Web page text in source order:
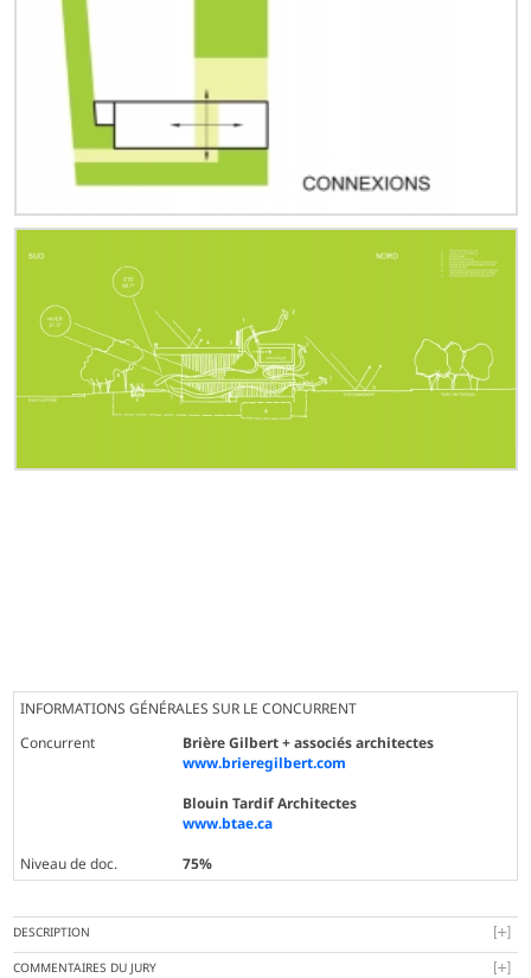
INFORMATIONS GÉNÉRALES SUR LE CONCURRENT
Concurrent
Brière Gilbert + associés architectes
www.brieregilbert.com
Blouin Tardif Architectes
www.btae.ca
Niveau de doc.
75%
DESCRIPTION
COMMENTAIRES DU JURY